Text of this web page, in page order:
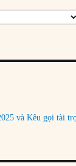
và Kêu gọi tài